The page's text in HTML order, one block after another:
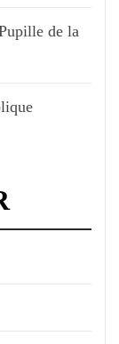
de la